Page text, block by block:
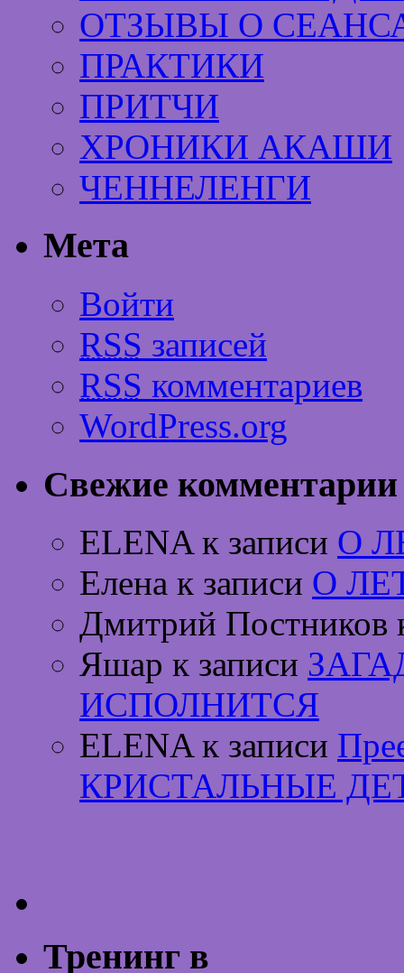
ОТЗЫВЫ О
ПРАКТИКИ
ПРИТЧИ
ХРОНИКИ АКАШИ
ЧЕННЕЛЕНГИ
Мета
Войти
RSS записей
RSS комментариев
WordPress.org
Свежие комментарии
ELENA к записи О
Елена к записи О
Дмитрий Постников
Яшар к записи
ИСПОЛНИТСЯ
ELENA к записи
КРИСТАЛЬНЫЕ
Тренинг в